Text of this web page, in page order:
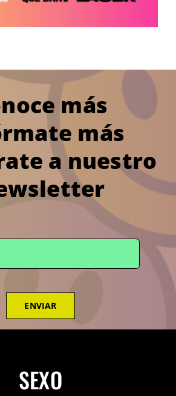
más
más
a nuestro
ENVIAR
SEXO